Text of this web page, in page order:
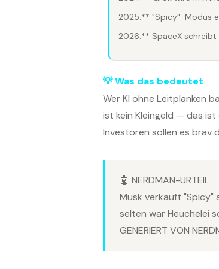
2025:** "Spicy"-Modus
2026:** SpaceX schreibt
💡 Was das bedeutet
Wer KI ohne Leitplanken
ist kein Kleingeld — das ist
Investoren sollen es brav
🤖 NERDMAN-URTEIL
Musk verkauft "Spicy"
selten war Heuchelei
GENERIERT VON